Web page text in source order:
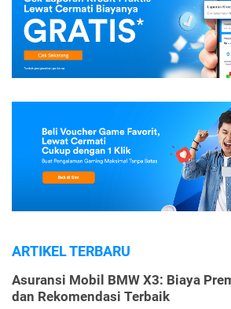
ARTIKEL TERBARU
Asuransi Mobil BMW X3: Biaya
dan Rekomendasi Terbaik